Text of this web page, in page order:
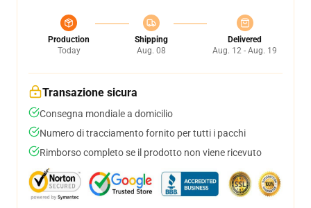
Production
Today
Shipping
Aug. 08
Delivered
Aug. 12 - Aug. 19
Transazione sicura
Consegna mondiale a domicilio
Numero di tracciamento fornito per tutti i pacchi
Rimborso completo se il prodotto non viene ricevuto